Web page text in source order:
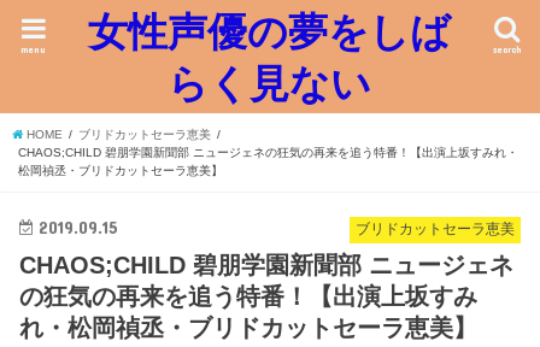
女性声優の夢をしば
らく見ない
search
menu
HOME
ブリドカットセーラ恵美
CHAOS;CHILD 碧朋学園新聞部 ニュージェネの狂気の再来を追う特番！【出演上坂すみれ・
松岡禎丞・ブリドカットセーラ恵美】
ブリドカットセーラ恵美
2019.09.15
CHAOS;CHILD 碧朋学園新聞部 ニュージェネ
の狂気の再来を追う特番！【出演上坂すみ
れ・松岡禎丞・ブリドカットセーラ恵美】